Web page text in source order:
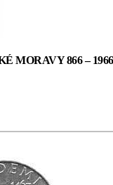
MORAVY 866 – 1966